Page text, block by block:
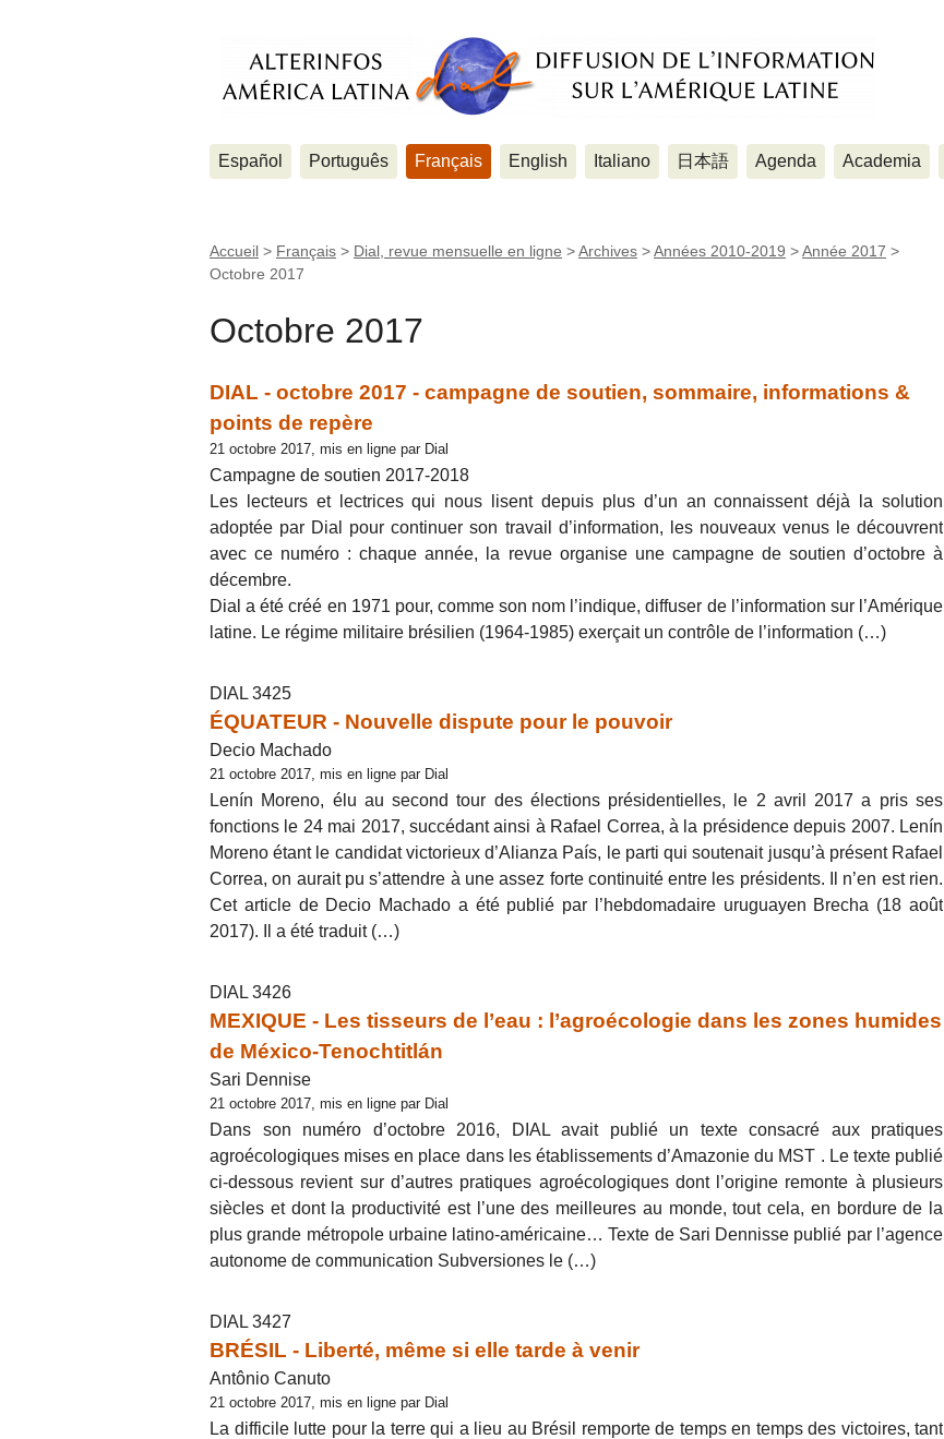
Español Português Français English Italiano 日本語 Agenda Academia
Accueil > Français > Dial, revue mensuelle en ligne >Archives >Années 2010-2019 >Année 2017 >
Octobre 2017
Octobre 2017
DIAL - octobre 2017 - campagne de soutien, sommaire, informations &
points de repère
21 octobre 2017, mis en ligne par Dial
Campagne de soutien 2017-2018
Les lecteurs et lectrices qui nous lisent depuis plus d’un an connaissent déjà la solution
adoptée par Dial pour continuer son travail d’information, les nouveaux venus le découvrent
avec ce numéro : chaque année, la revue organise une campagne de soutien d’octobre à
décembre.
Dial a été créé en 1971 pour, comme son nom l’indique, diffuser de l’information sur l’Amérique
latine. Le régime militaire brésilien (1964-1985) exerçait un contrôle de l’information (…)
DIAL 3425
ÉQUATEUR - Nouvelle dispute pour le pouvoir
Decio Machado
21 octobre 2017, mis en ligne par Dial
Lenín Moreno, élu au second tour des élections présidentielles, le 2 avril 2017 a pris ses
fonctions le 24 mai 2017, succédant ainsi à Rafael Correa, à la présidence depuis 2007. Lenín
Moreno étant le candidat victorieux d’Alianza País, le parti qui soutenait jusqu’à présent Rafael
Correa, on aurait pu s’attendre à une assez forte continuité entre les présidents. Il n’en est rien.
Cet article de Decio Machado a été publié par l’hebdomadaire uruguayen Brecha (18 août
2017). Il a été traduit (…)
DIAL 3426
MEXIQUE - Les tisseurs de l’eau : l’agroécologie dans les zones humides
de México-Tenochtitlán
Sari Dennise
21 octobre 2017, mis en ligne par Dial
Dans son numéro d’octobre 2016, DIAL avait publié un texte consacré aux pratiques
agroécologiques mises en place dans les établissements d’Amazonie du MST . Le texte publié
ci-dessous revient sur d’autres pratiques agroécologiques dont l’origine remonte à plusieurs
siècles et dont la productivité est l’une des meilleures au monde, tout cela, en bordure de la
plus grande métropole urbaine latino-américaine… Texte de Sari Dennisse publié par l’agence
autonome de communication Subversiones le (…)
DIAL 3427
BRÉSIL - Liberté, même si elle tarde à venir
Antônio Canuto
21 octobre 2017, mis en ligne par Dial
La difficile lutte pour la terre qui a lieu au Brésil remporte de temps en temps des victoires, tant